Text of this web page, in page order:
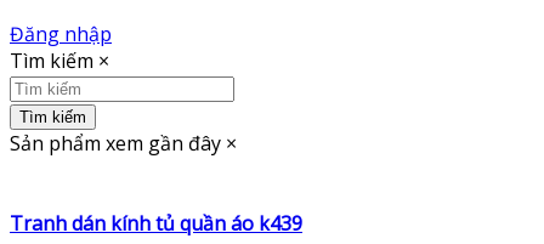
Đăng nhập
Tìm kiếm ×
Tìm kiếm
Sản phẩm xem gần đây ×
Tranh dán kính tủ quần áo k439